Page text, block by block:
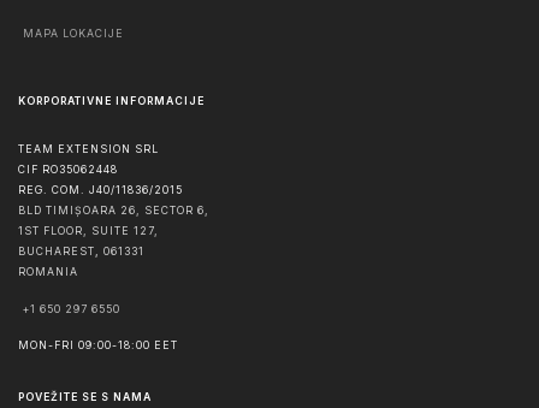
MAPA LOKACIJE
KORPORATIVNE INFORMACIJE
TEAM EXTENSION SRL
CIF RO35062448
REG. COM. J40/11836/2015
BLD TIMIȘOARA 26, SECTOR 6,
1ST FLOOR, SUITE 127,
BUCHAREST
061331
ROMANIA
+1 650 297 6550
MON-FRI 09:00-18:00 EET
POVEŽITE SE S NAMA